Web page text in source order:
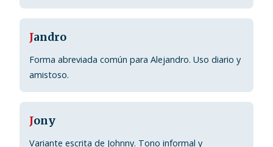
Jandro
Forma abreviada común para Alejandro. Uso diario y
amistoso.
Jony
Variante escrita de Johnny. Tono informal y